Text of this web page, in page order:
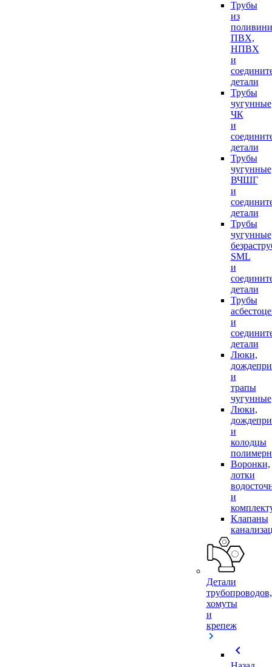
Трубы
из
ПВХ,
НПВХ
и
детали
Трубы
чугунные
ЧК
и
детали
Трубы
чугунные
ВЧШГ
и
детали
Трубы
чугунные
SML
и
детали
Трубы
и
детали
Люки,
и
трапы
чугунные
Люки,
и
колодцы
Воронки,
лотки
и
Клапаны
Детали
трубопроводов,
хомуты
и
крепеж
chevron_left